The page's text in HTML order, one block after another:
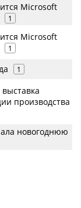
Microsoft
1
Microsoft
1
1
производства
новогоднюю